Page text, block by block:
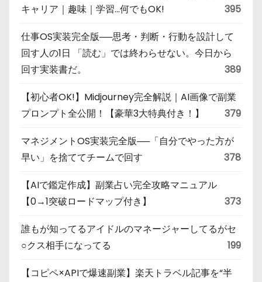
キャリア｜趣味｜学習…何でもOK!
395
仕事OS実装完全版──思考・判断・行動を設計して
回す人の1日 「読む」では終わらせない。今日から
回す実装書だ。
389
【初心者OK!】Midjourney完全解説｜AI画像で副業
プロンプト全公開！【豪華3大特典付き！】
379
マネジメントOS実装完全版──「自分でやった方が
早い」を捨ててチームで回す
378
【AIで鑑定作成】副業占い完全攻略マニュアル
【0→1突破ロードマップ付き】
373
誰もが知ってるアイドルのマネージャーしてるがセ
○クス相手になってる
199
【コピペ×APIで爆速副業】楽天トラベル記事を“半